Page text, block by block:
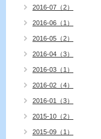
2016-07（2）
2016-06（1）
2016-05（2）
2016-04（3）
2016-03（1）
2016-02（4）
2016-01（3）
2015-10（2）
2015-09（1）